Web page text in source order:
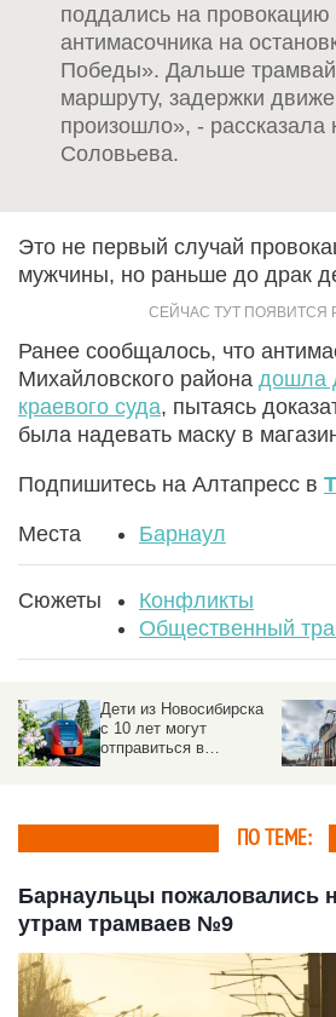
поддались на
антимасочника на
Победы». Дальше
маршруту, задержки
произошло», - рассказала
Соловьева.
Это не первый случай
мужчины, но раньше до драк
Ранее сообщалось, что
Михайловского района дошла
краевого суда, пытаясь
была надевать маску в
Подпишитесь на Алтапресс в
Места Барнаул
Сюжеты
Конфликты
Общественный
Как будет ходить
общественный
транспорт 9 мая в
ПО ТЕМЕ:
Барнаульцы пожаловались
утрам трамваев №9